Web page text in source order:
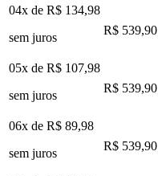
04x de R$ 134,98
sem juros
R$ 539,90
05x de R$ 107,98
sem juros
R$ 539,90
06x de R$ 89,98
sem juros
R$ 539,90